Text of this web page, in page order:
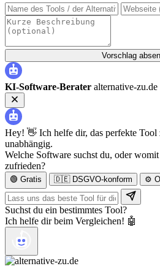
Vorschlag
KI-Software-Berater alternative-zu.de
Hey! 👋 Ich helfe dir, das perfekte Tool
unabhängig.
Welche Software suchst du, oder
zufrieden?
🟢 Gratis 🇩🇪 DSGVO-konform ⚙️
Suchst du ein bestimmtes Tool?
Ich helfe dir beim Vergleichen! 🤖